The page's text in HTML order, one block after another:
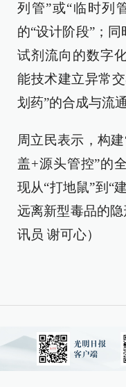
列管”或“临时列
的“设计阶段”；
试剂流向的数字
能技术建立异常
划药”的合成与流
周立民表示，构
盖+源头管控”的
现从“打地鼠”到“
远离新型毒品的
讯员 谢可心）